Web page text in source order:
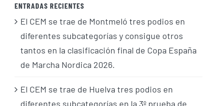
ENTRADAS RECIENTES
El CEM se trae de Montmeló tres podios en
diferentes subcategorías y consigue otros
tantos en la clasificación final de Copa España
de Marcha Nordica 2026.
El CEM se trae de Huelva tres podios en
diferentes subcategorías en la 3º prueba de